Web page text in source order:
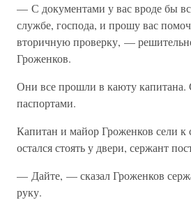
— С документами у вас вроде бы
службе, господа, и прошу вас
вторичную проверку, —
Гроженков.
Они все прошли в каюту капитана.
паспортами.
Капитан и майор Гроженков сели к
остался стоять у двери, сержант
— Дайте, — сказал Гроженков
руку.